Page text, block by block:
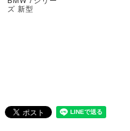
ズ 新型